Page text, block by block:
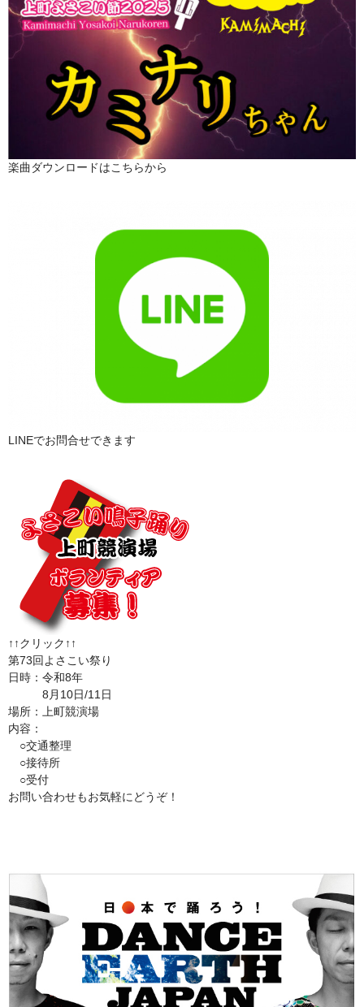
楽曲ダウンロードはこちらから
LINEでお問合せできます
↑↑クリック↑↑
第73回よさこい祭り
日時：令和8年
8月10日/11日
場所：上町競演場
内容：
○交通整理
○接待所
○受付
お問い合わせもお気軽にどうぞ！